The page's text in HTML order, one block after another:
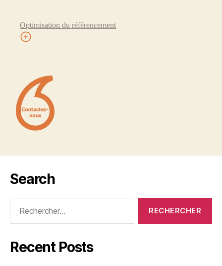
Optimisation du référencement
Search
Recent Posts